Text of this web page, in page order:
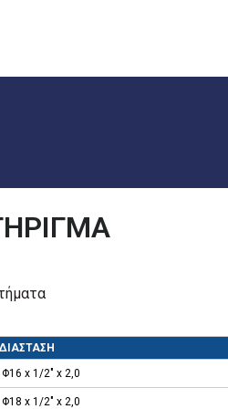
Φ16 x 1/2″ x 2,0
Φ18 x 1/2″ x 2,0